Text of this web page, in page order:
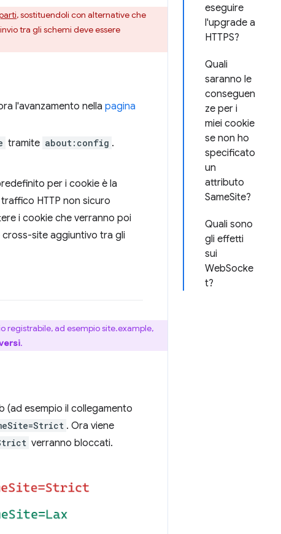
eseguire
l'upgrade a
HTTPS?
Quali
saranno le
conseguen
ze per i
miei cookie
se non ho
specificato
un
attributo
SameSite?
Quali sono
gli effetti
sui
WebSocke
t?
, sostituendoli con alternative che
tra gli schemi deve essere
l'avanzamento nella pagina
tramite about:config .
per i cookie è la
traffico HTTP non sicuro
i cookie che verranno poi
cross-site aggiuntivo tra gli
registrabile, ad esempio site.example,
.
(ad esempio il collegamento
. Ora viene
verranno bloccati.